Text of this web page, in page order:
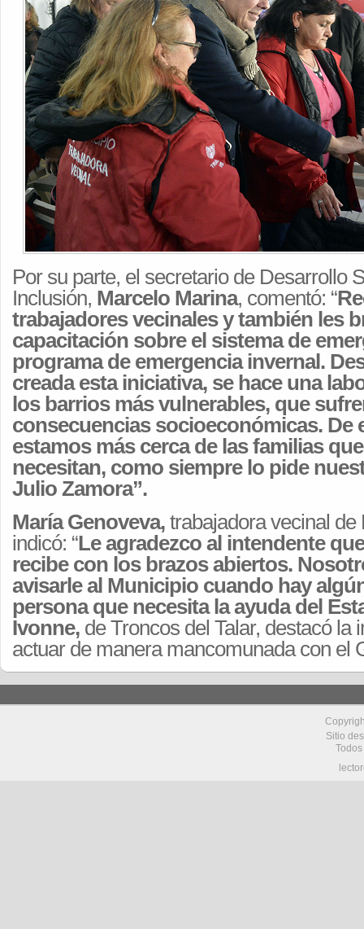
Por su parte, el secretario de Desarrollo
Inclusión, Marcelo Marina, comentó: “
trabajadores vecinales y también les
capacitación sobre el sistema de
programa de emergencia invernal.
creada esta iniciativa, se hace una
los barrios más vulnerables, que
consecuencias socioeconómicas. De
estamos más cerca de las familias
necesitan, como siempre lo pide
Julio Zamora”.
María Genoveva, trabajadora vecinal
indicó: “Le agradezco al intendente
recibe con los brazos abiertos.
avisarle al Municipio cuando hay
persona que necesita la ayuda del
Ivonne, de Troncos del Talar, destacó la
actuar de manera mancomunada con el
Sitio